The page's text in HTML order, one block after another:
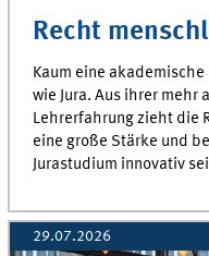
Recht
Kaum eine
wie Jura. Aus ihrer
Lehrerfahrung zieht die
eine große Stärke und
Jurastudium innovativ
29.07.2026